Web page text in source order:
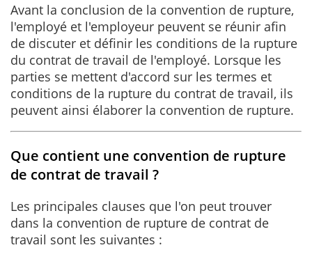
Avant la conclusion de la convention de rupture,
l'employé et l'employeur peuvent se réunir afin
de discuter et définir les conditions de la rupture
du contrat de travail de l'employé. Lorsque les
parties se mettent d'accord sur les termes et
conditions de la rupture du contrat de travail, ils
peuvent ainsi élaborer la convention de rupture.
Que contient une convention de rupture
de contrat de travail ?
Les principales clauses que l'on peut trouver
dans la convention de rupture de contrat de
travail sont les suivantes :